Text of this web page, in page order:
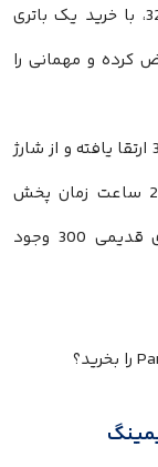
ساعت صبر کنید تا شارژ شود. اما در مدل 320، با خرید یک باتری
کرده و مهمانی را
: تکنولوژی مدیریت انرژی در مدل 320 ارتقا یافته و از شارژ
سریع پشتیبانی میکند. تنها 10 دقیقه شارژ، 2 ساعت زمان پخش
اضافی فراهم میکند، ویژگی‌ای که در معماری قدیمی 300 وجود